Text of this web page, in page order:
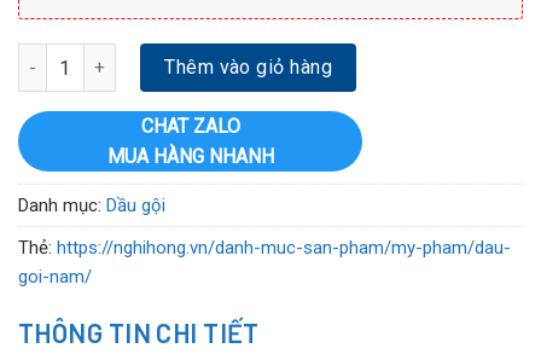
Dầu gội hương nước hoa Romano Classic tóc chắc khoẻ 650g số
Thêm vào giỏ hàng
CHAT ZALO
MUA HÀNG NHANH
Danh mục: Dầu gội
Thẻ: https://nghihong.vn/danh-muc-san-pham/my-pham/dau-
goi-nam/
THÔNG TIN CHI TIẾT